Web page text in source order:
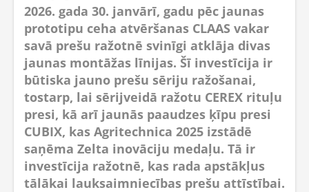
2026. gada 30. janvārī, gadu pēc jaunas
prototipu ceha atvēršanas CLAAS vakar
savā prešu ražotnē svinīgi atklāja divas
jaunas montāžas līnijas. Šī investīcija ir
būtiska jauno prešu sēriju ražošanai,
tostarp, lai sērijveidā ražotu CEREX rituļu
presi, kā arī jaunās paaudzes ķīpu presi
CUBIX, kas Agritechnica 2025 izstādē
saņēma Zelta inovāciju medaļu. Tā ir
investīcija ražotnē, kas rada apstākļus
tālākai lauksaimniecības prešu attīstībai.